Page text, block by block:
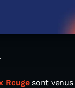
Rouge sont